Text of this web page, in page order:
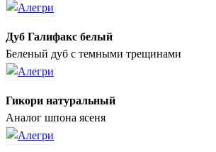
Дуб Галифакс белый
Беленый дуб с темными трещинами
Гикори натуральный
Аналог шпона ясеня